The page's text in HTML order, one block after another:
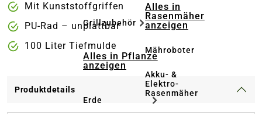
Grillzubehör
Alles in Pflanze
anzeigen
Erde
Alles in
Rasenmäher
anzeigen
Mähroboter
Akku- &
Elektro-
Rasenmäher
Mit Kunststoffgriffen
PU-Rad – unplattbar
100 Liter Tiefmulde
Produktdetails